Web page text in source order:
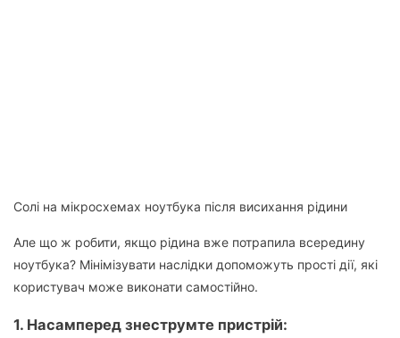
Солі на мікросхемах ноутбука після висихання рідини
Але що ж робити, якщо рідина вже потрапила всередину
ноутбука? Мінімізувати наслідки допоможуть прості дії, які
користувач може виконати самостійно.
1. Насамперед знеструмте пристрій: